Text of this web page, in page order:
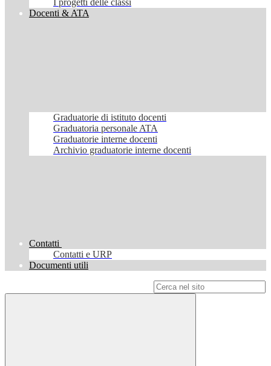
I progetti delle classi
Docenti & ATA
Graduatorie di istituto docenti
Graduatoria personale ATA
Graduatorie interne docenti
Archivio graduatorie interne docenti
Contatti
Contatti e URP
Documenti utili